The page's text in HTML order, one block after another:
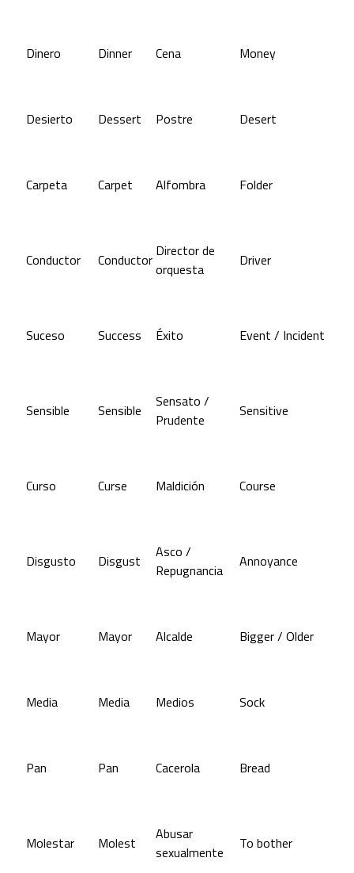
Dinero Dinner Cena Money
Desierto Dessert Postre Desert
Carpeta Carpet Alfombra Folder
Conductor Conductor Director de
orquesta
Driver
Suceso Success Éxito Event / Incident
Sensible Sensible
Sensato /
Prudente
Sensitive
Curso Curse Maldición Course
Disgusto Disgust
Asco /
Repugnancia
Annoyance
Mayor Mayor Alcalde Bigger / Older
Media Media Medios Sock
Pan Pan Cacerola Bread
Molestar Molest
Abusar
sexualmente
To bother